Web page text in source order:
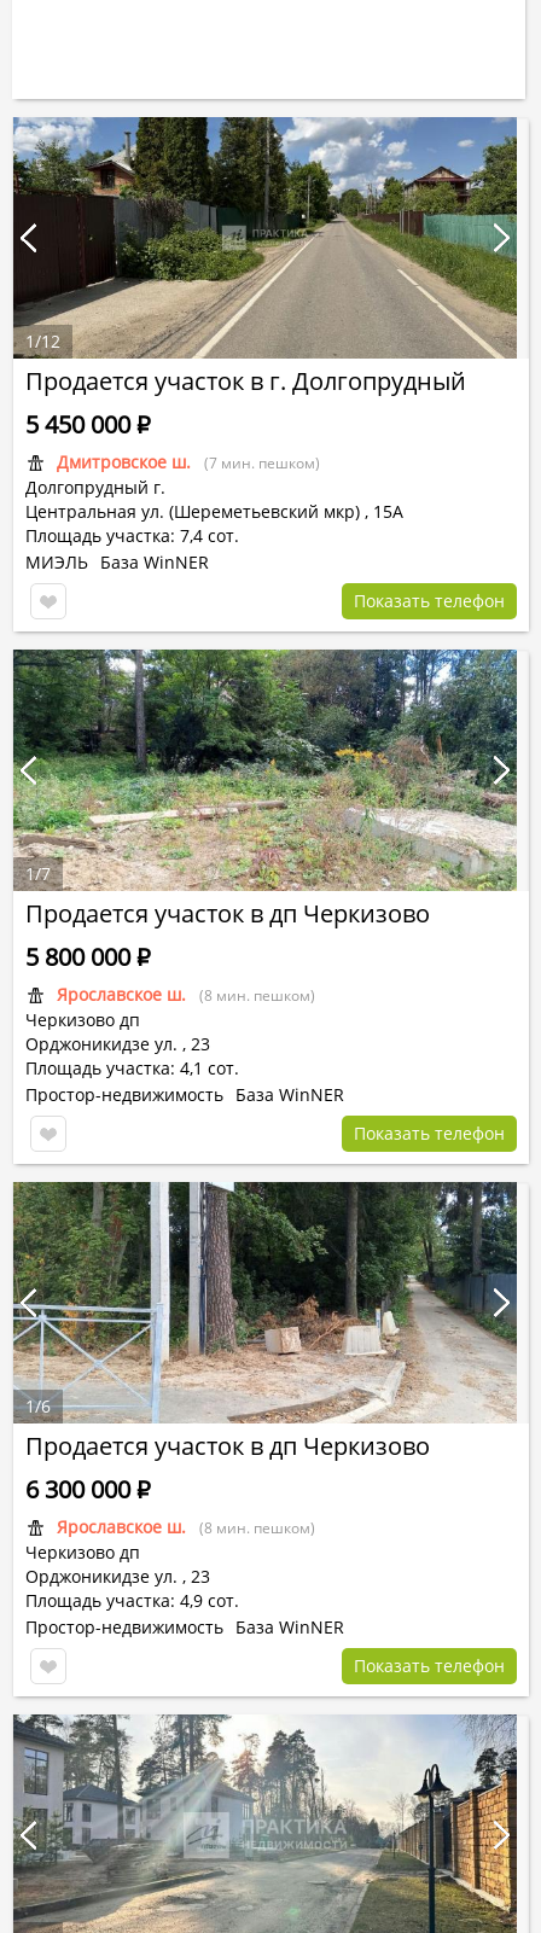
Продается участок в г. Долгопрудный
Дмитровское ш. (7 мин. пешком)
Долгопрудный г.
Центральная ул. (Шереметьевский мкр) , 15А
Площадь участка: 7,4 сот.
5 450 000Р
МИЭЛЬ База WinNER
Показать телефон
1/12
Продается участок в дп Черкизово
Ярославское ш. (8 мин. пешком)
Черкизово дп
Орджоникидзе ул. , 23
Площадь участка: 4,1 сот.
5 800 000Р
Простор-недвижимость База WinNER
Показать телефон
1/7
Продается участок в дп Черкизово
Ярославское ш. (8 мин. пешком)
Черкизово дп
Орджоникидзе ул. , 23
Площадь участка: 4,9 сот.
6 300 000Р
Простор-недвижимость База WinNER
Показать телефон
1/6